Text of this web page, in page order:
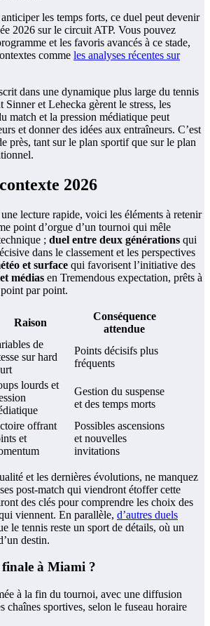
les temps forts, ce duel peut devenir
2026 sur le circuit ATP. Vous pouvez
et les favoris avancés à ce stade,
comme les analyses récentes sur
dans une dynamique plus large du tennis
et Lehecka gèrent le stress, les
match et la pression médiatique peut
et donner des idées aux entraîneurs. C’est
près, tant sur le plan sportif que sur le plan
2026
lecture rapide, voici les éléments à retenir
point d’orgue d’un tournoi qui mêle
; duel entre deux générations qui
dans le classement et les perspectives
et surface qui favorisent l’initiative des
médias en Tremendous expectation, prêts à
par point.
Raison
Conséquence
attendue
de
sur hard
Points décisifs plus
fréquents
lourds et
Gestion du suspense
et des temps morts
offrant
et
Possibles ascensions
et nouvelles
invitations
et les dernières évolutions, ne manquez
post-match qui viendront étoffer cette
des clés pour comprendre les choix des
viennent. En parallèle, d’autres duels
le tennis reste un sport de détails, où un
destin.
à Miami ?
à la fin du tournoi, avec une diffusion
chaînes sportives, selon le fuseau horaire